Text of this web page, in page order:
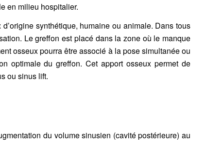
en milieu hospitalier.
synthétique, humaine ou animale. Dans tous
Le greffon est placé dans la zone où le manque
osseux pourra être associé à la pose simultanée ou
optimale du greffon. Cet apport osseux permet de
ou sinus lift.
du volume sinusien (cavité postérieure) au